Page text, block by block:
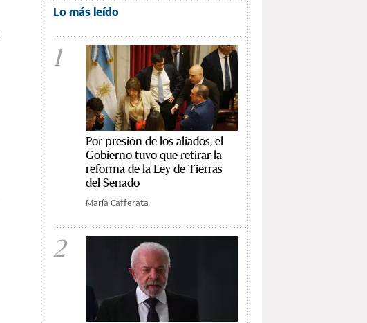
Lo más leído
1
Por presión de los aliados, el
Gobierno tuvo que retirar la
reforma de la Ley de Tierras
del Senado
María Cafferata
2